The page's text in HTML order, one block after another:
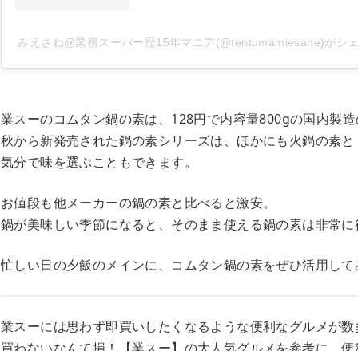
みえさね@業務スーパー歴15年マニア(@tentumamiesane)がシ
業スーのコムタン鍋の素は、128円で内容量800g の国内製造
秋から新発売された鍋の素シリーズは、ほかにも火鍋の素
気分で味を選ぶこともできます。
お値段も他メーカーの鍋の素と比べると激安。
鍋が美味しい季節になると、そのまま使える鍋の素は非常に
忙しい日の夕飯のメインに、コムタン鍋の素をぜひ活用して
業スーには思わず即買いしたくなるような便利なグルメが数